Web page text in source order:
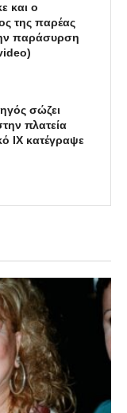
και ο
της παρέας
παράσυρση
σώζει
πλατεία
ΙΧ κατέγραψε